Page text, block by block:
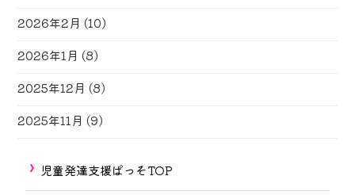
2026年2月 (10)
2026年1月 (8)
2025年12月 (8)
2025年11月 (9)
児童発達支援ぱっそTOP